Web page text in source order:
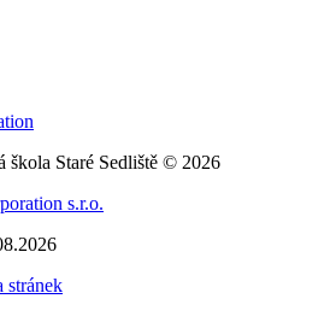
škola Staré Sedliště © 2026
s.r.o.
stránek